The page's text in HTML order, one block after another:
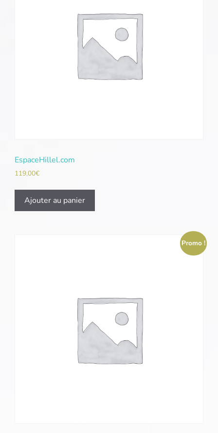
EspaceHillel.com
119,00€
Ajouter au panier
Promo !